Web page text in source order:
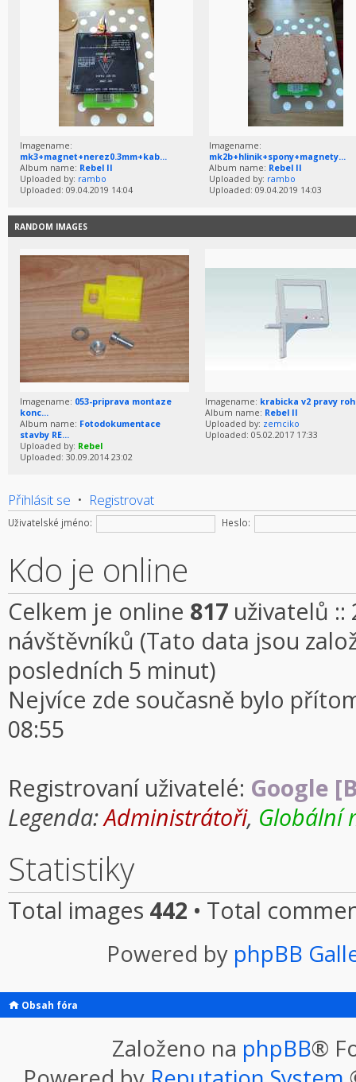
Imagename:
mk3+magnet+nerez0.3mm+kab...
Album name: Rebel II
Uploaded by: rambo
Uploaded: 09.04.2019 14:04
Imagename:
mk2b+hlinik+spony+magnety...
Album name: Rebel II
Uploaded by: rambo
Uploaded: 09.04.2019 14:03
RANDOM IMAGES
Imagename: 053-priprava montaze
konc...
Album name: Fotodokumentace
stavby RE...
Uploaded by: Rebel
Uploaded: 30.09.2014 23:02
Imagename: krabicka v2 pravy
Album name: Rebel II
Uploaded by: zemciko
Uploaded: 05.02.2017 17:33
Přihlásit se • Registrovat
Uživatelské jméno: Heslo:
Kdo je online
Celkem je online 817 uživatelů ::
návštěvníků (Tato data jsou
posledních 5 minut)
Nejvíce zde současně bylo
08:55
Registrovaní uživatelé: Google
Legenda:Administrátoři, Globální
Statistiky
Total images 442 • Total
Powered by phpBB
Obsah fóra
Založeno na phpBB®